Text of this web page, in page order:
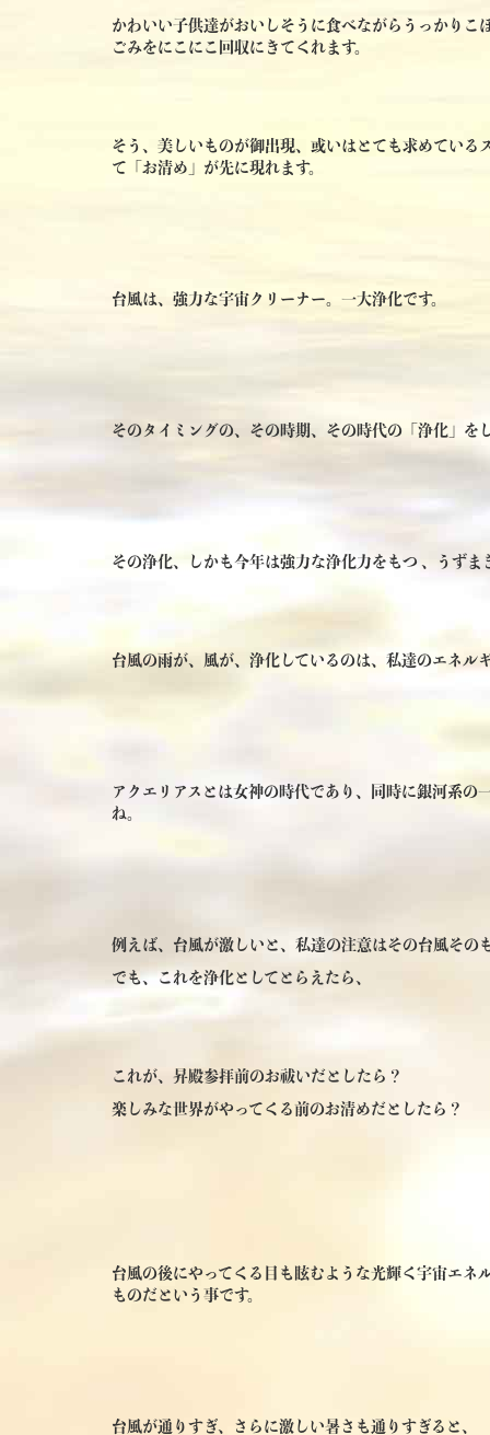
かわいい子供達がおいしそうに食べながらうっかりこ
ごみをにこにこ回収にきてくれます。
そう、美しいものが御出現、或いはとても求めてい
て「お清め」が先に現れます。
台風は、強力な宇宙クリーナー。一大浄化です。
そのタイミングの、その時期、その時代の「浄化」を
その浄化、しかも今年は強力な浄化力をもつ 、うず
台風の雨が、風が、浄化しているのは、私達のエネル
アクエリアスとは女神の時代であり、同時に銀河系
ね。
例えば、台風が激しいと、私達の注意はその台風その
でも、これを浄化としてとらえたら、
これが、昇殿参拝前のお祓いだとしたら？
楽しみな世界がやってくる前のお清めだとしたら？
台風の後にやってくる目も眩むような光輝く宇宙エネ
ものだという事です。
台風が通りすぎ、さらに激しい暑さも通りすぎると、